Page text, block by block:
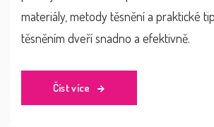
materiály, metody těsnění a praktické
těsněním dveří snadno a efektivně.
Číst více